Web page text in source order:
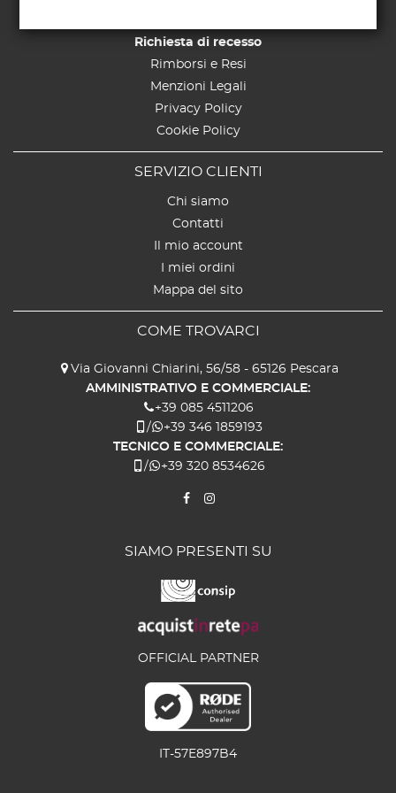
Richiesta di recesso
Rimborsi e Resi
Menzioni Legali
Privacy Policy
Cookie Policy
SERVIZIO CLIENTI
Chi siamo
Contatti
Il mio account
I miei ordini
Mappa del sito
COME TROVARCI
Via Giovanni Chiarini, 56/58 - 65126 Pescara
AMMINISTRATIVO E COMMERCIALE:
+39 085 4511206
/
+39 346 1859193
TECNICO E COMMERCIALE:
/
+39 320 8534626
SIAMO PRESENTI SU
OFFICIAL PARTNER
IT-57E897B4